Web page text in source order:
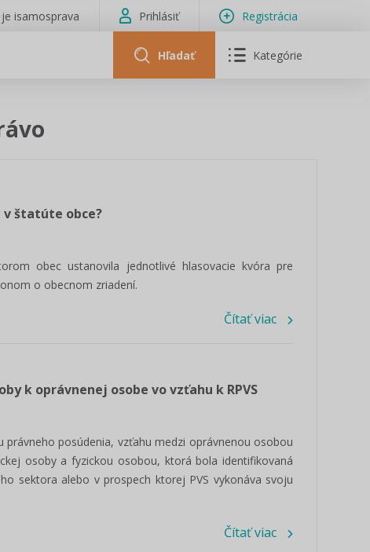
je isamosprava Prihlásiť Registrácia
Hľadať Kategórie
štatúte obce?
obec ustanovila jednotlivé hlasovacie kvóra pre
o obecnom zriadení.
Čítať viac
k oprávnenej osobe vo vzťahu k RPVS
právneho posúdenia, vzťahu medzi oprávnenou osobou
osoby a fyzickou osobou, ktorá bola identifikovaná
sektora alebo v prospech ktorej PVS vykonáva svoju
Čítať viac